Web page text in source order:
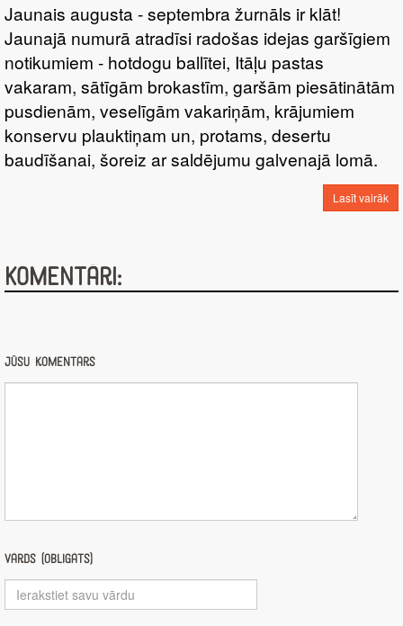
Jaunais augusta - septembra žurnāls ir klāt!
Jaunajā numurā atradīsi radošas idejas garšīgiem
notikumiem - hotdogu ballītei, Itāļu pastas
vakaram, sātīgām brokastīm, garšām piesātinātām
pusdienām, veselīgām vakariņām, krājumiem
konservu plauktiņam un, protams, desertu
baudīšanai, šoreiz ar saldējumu galvenajā lomā.
Lasīt vairāk
Komentāri:
Jūsu komentārs
Vārds (obligāts)